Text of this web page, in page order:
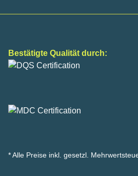
Bestätigte Qualität durch:
* Alle Preise inkl. gesetzl.